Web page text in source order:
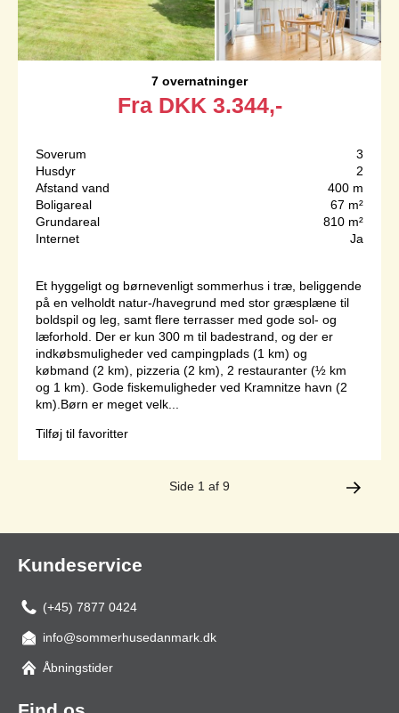
7 overnatninger
Fra DKK 3.344,-
Soverum
3
Husdyr
2
Afstand vand
400 m
Boligareal
67 m²
Grundareal
810 m²
Internet
Ja
Et hyggeligt og børnevenligt sommerhus i træ, beliggende
på en velholdt natur-/havegrund med stor græsplæne til
boldspil og leg, samt flere terrasser med gode sol- og
læforhold. Der er kun 300 m til badestrand, og der er
indkøbsmuligheder ved campingplads (1 km) og
købmand (2 km), pizzeria (2 km), 2 restauranter (½ km
og 1 km). Gode fiskemuligheder ved Kramnitze havn (2
km).Børn er meget velk...
Tilføj til favoritter
Side 1 af 9
Kundeservice
(+45) 7877 0424
info@sommerhusedanmark.dk
Åbningstider